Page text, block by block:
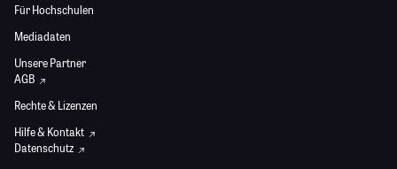
Für Hochschulen
Mediadaten
Unsere Partner
AGB
Rechte & Lizenzen
Hilfe & Kontakt
Datenschutz